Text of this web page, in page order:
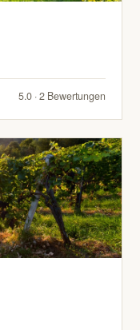
5.0 · 2 Bewertungen